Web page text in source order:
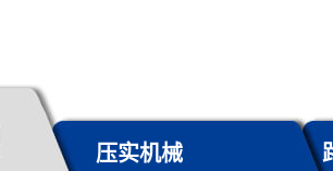
压实机械